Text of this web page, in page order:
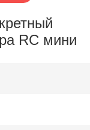
RC мини